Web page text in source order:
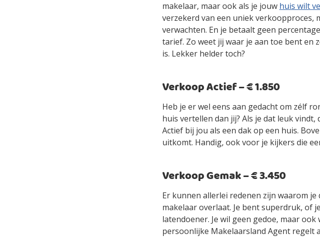
makelaar, maar ook als je jouw huis wilt
verzekerd van een uniek verkoopproces,
verwachten. En je betaalt geen
tarief. Zo weet jij waar je aan toe bent en
is. Lekker helder toch?
Verkoop Actief – € 1.850
Heb je er wel eens aan gedacht om zélf
huis vertellen dan jij? Als je dat leuk
Actief bij jou als een dak op een huis.
uitkomt. Handig, ook voor je kijkers die
Verkoop Gemak – € 3.450
Er kunnen allerlei redenen zijn waarom
makelaar overlaat. Je bent superdruk, of
latendoener. Je wil geen gedoe, maar
persoonlijke Makelaarsland Agent regelt